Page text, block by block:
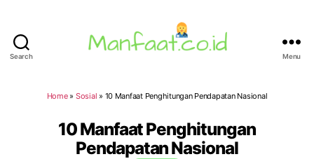
Search Menu
Home» Sosial » 10 Manfaat Penghitungan Pendapatan Nasional
10 Manfaat Penghitungan
Pendapatan Nasional